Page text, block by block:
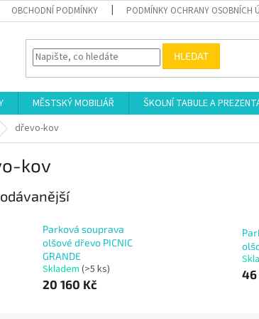
OBCHODNÍ PODMÍNKY PODMÍNKY OCHRANY OSOBNÍCH
HLEDAT
MĚSTSKÝ MOBILIÁŘ ŠKOLNÍ TABULE A
dřevo-kov
kov
Parková souprava
olšové dřevo PICNIC
GRANDE
Skladem (>5 ks)
20 160 Kč
46